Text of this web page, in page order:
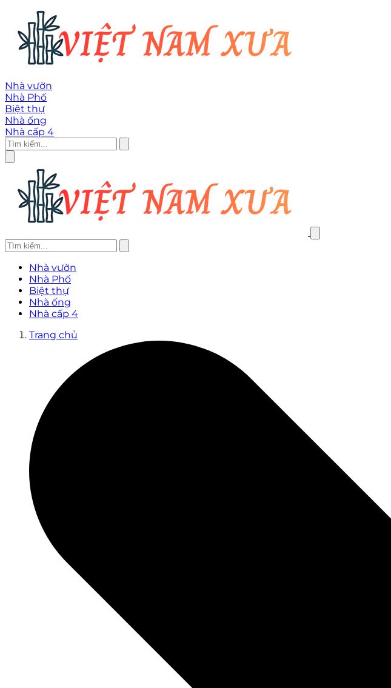
Nhà vườn
Nhà Phố
Biệt thự
Nhà ống
Nhà cấp 4
Nhà vườn
Nhà Phố
Biệt thự
Nhà ống
Nhà cấp 4
Trang chủ